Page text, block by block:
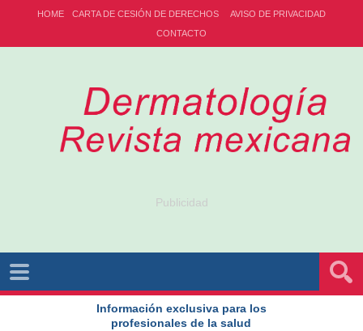
HOME CARTA DE CESIÓN DE DERECHOS
AVISO DE PRIVACIDAD
CONTACTO
Publicidad
Información exclusiva para los
profesionales de la salud